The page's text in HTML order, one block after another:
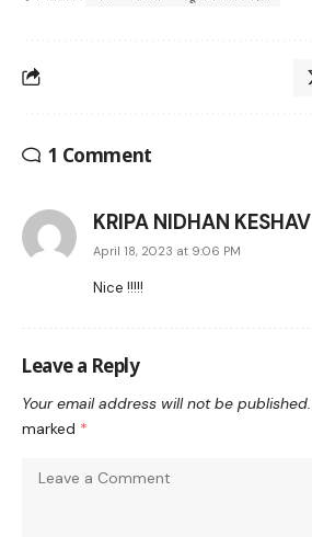
1 Comment
KRIPA NIDHAN KESHAV
April 18, 2023 at 9:06 PM
Nice !!!!!
Leave a Reply
Your email address will not be published.
marked *